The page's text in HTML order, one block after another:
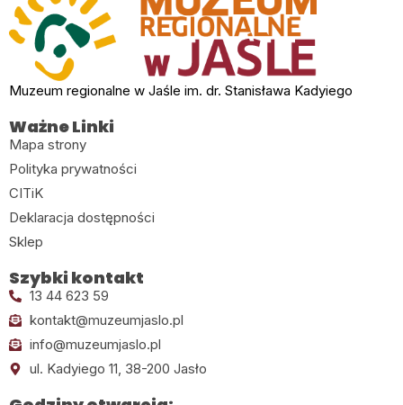
Muzeum regionalne w Jaśle im. dr. Stanisława Kadyiego
Ważne Linki
Mapa strony
Polityka prywatności
CITiK
Deklaracja dostępności
Sklep
Szybki kontakt
13 44 623 59
kontakt@muzeumjaslo.pl
info@muzeumjaslo.pl
ul. Kadyiego 11, 38-200 Jasło